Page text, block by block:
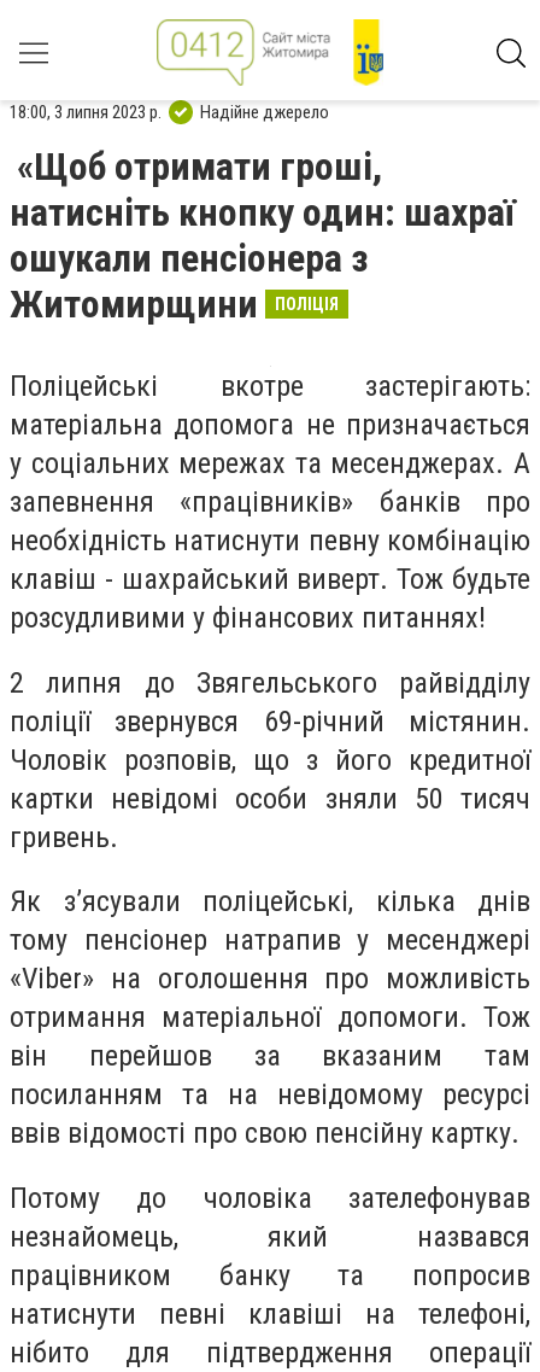
18:00, 3 липня 2023 р. Надійне джерело
«Щоб отримати гроші,
натисніть кнопку один: шахраї
ошукали пенсіонера з
Житомирщини
ПОЛІЦІЯ
Поліцейські вкотре застерігають:
матеріальна допомога не призначається
у соціальних мережах та месенджерах. А
запевнення «працівників» банків про
необхідність натиснути певну комбінацію
клавіш - шахрайський виверт. Тож будьте
розсудливими у фінансових питаннях!
2 липня до Звягельського райвідділу
поліції звернувся 69-річний містянин.
Чоловік розповів, що з його кредитної
картки невідомі особи зняли 50 тисяч
гривень.
Як з’ясували поліцейські, кілька днів
тому пенсіонер натрапив у месенджері
«Viber» на оголошення про можливість
отримання матеріальної допомоги. Тож
він перейшов за вказаним там
посиланням та на невідомому ресурсі
ввів відомості про свою пенсійну картку.
Потому до чоловіка зателефонував
незнайомець, який назвався
працівником банку та попросив
натиснути певні клавіші на телефоні,
нібито для підтвердження операції